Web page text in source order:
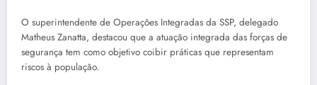
O superintendente de Operações Integradas da SSP, delegado
Matheus Zanatta, destacou que a atuação integrada das forças de
segurança tem como objetivo coibir práticas que representam
riscos à população.